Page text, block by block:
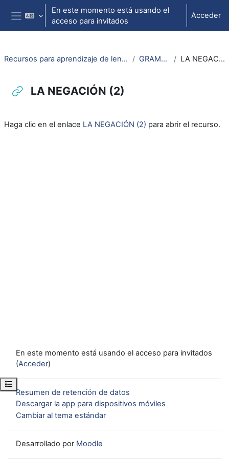
Salta al contenido principal
Panel lateral
En este momento está usando el
acceso para invitados
Acceder
Abrir índice del curso
Recursos para aprendizaje de lengua aragonesa GRAMATICA LA NEGACIÓN (2)
LA NEGACIÓN (2)
Haga clic en el enlace LA NEGACIÓN (2) para abrir el recurso.
En este momento está usando el acceso para invitados
(Acceder)
Resumen de retención de datos
Descargar la app para dispositivos móviles
Cambiar al tema estándar
Desarrollado por Moodle